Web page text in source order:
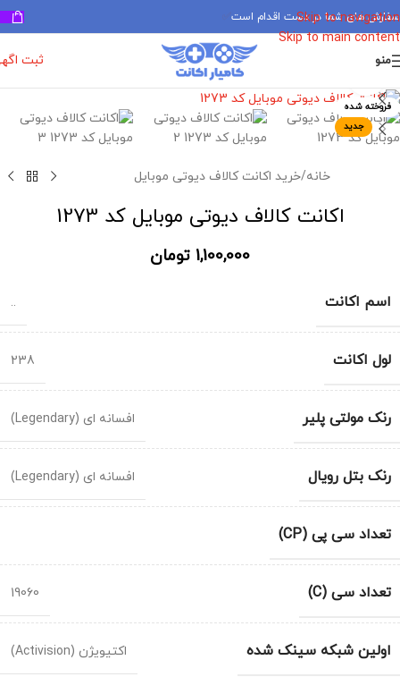
Skip to navigation
Skip to main content
سفارش های شما در دست اقدام است
منو ثبت
فروخته شده
جدید
برای بزرگنمایی کلیک کنید
خانه/خرید اکانت کالاف دیوتی موبایل
اکانت کالاف دیوتی موبایل کد 1273
1,100,000 تومان
اسم اکانت ..
لول اکانت 238
رنک مولتی پلیر افسانه ای (Legendary)
رنک بتل رویال افسانه ای (Legendary)
تعداد سی پی (CP)
تعداد سی (C) 19060
اولین شبکه سینک شده اکتیویژن (Activision)